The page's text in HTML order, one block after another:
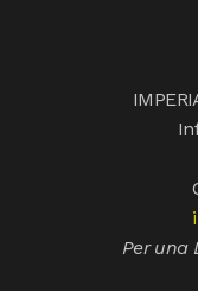
Per una